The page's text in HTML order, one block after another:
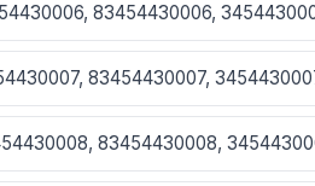
83454430006,
83454430007,
83454430008,